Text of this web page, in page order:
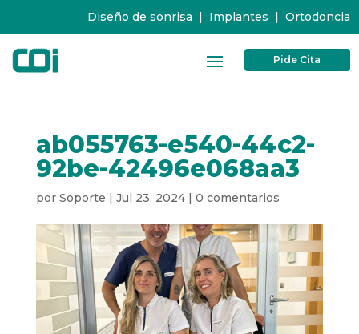
Diseño de sonrisa | Implantes | Ortodoncia
Pide Cita
ab055763-e540-44c2-
92be-42496e068aa3
por Soporte | Jul 23, 2024| 0 comentarios